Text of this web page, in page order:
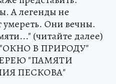
А легенды не
Они вечны.
(читайте далее)
В ПРИРОДУ"
"ПАМЯТИ
ПЕСКОВА"